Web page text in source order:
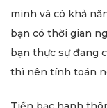
minh và có khả
bạn có thời gian
bạn thực sự đang
thì nên tính toán